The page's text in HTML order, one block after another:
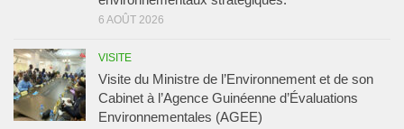
6 AOÛT 2026
VISITE
Visite du Ministre de l’Environnement et de son
Cabinet à l’Agence Guinéenne d’Évaluations
Environnementales (AGEE)